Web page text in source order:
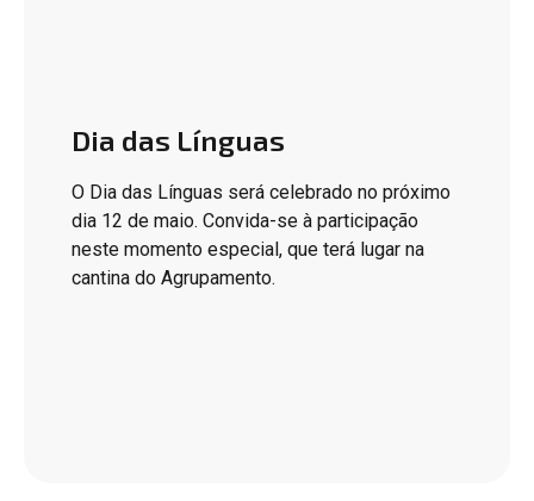
Dia das Línguas
O Dia das Línguas será celebrado no próximo
dia 12 de maio. Convida-se à participação
neste momento especial, que terá lugar na
cantina do Agrupamento.